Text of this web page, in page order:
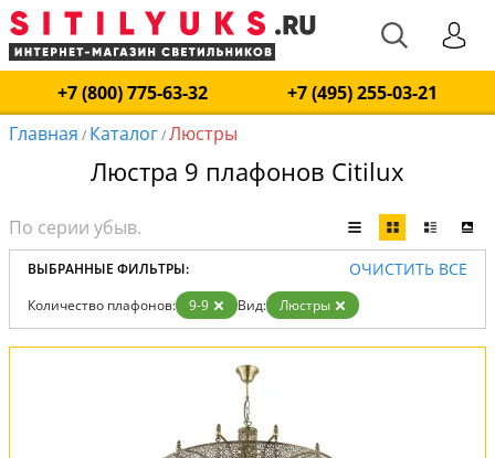
+7 (800) 775-63-32
+7 (495) 255-03-21
Главная / Каталог/Люстры
Люстра 9 плафонов Citilux
ВЫБРАННЫЕ ФИЛЬТРЫ: ОЧИСТИТЬ ВСЕ
Количество плафонов: 9-9 Вид: Люстры